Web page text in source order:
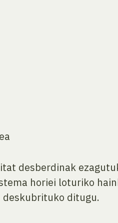
desberdinak
horiei loturiko
deskubrituko ditugu.